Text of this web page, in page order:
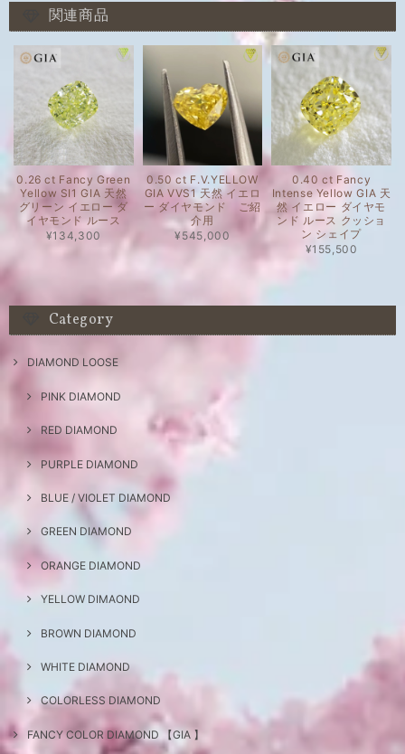
関連商品
0.26 ct Fancy Green
Yellow SI1 GIA 天然
グリーン イエロー ダ
イヤモンド ルース
¥134,300
0.50 ct F.V.YELLOW
GIA VVS1 天然 イエロ
ー ダイヤモンド ご紹
介用
¥545,000
0.40 ct Fancy
Intense Yellow GIA 天
然 イエロー ダイヤモ
ンド ルース クッショ
ン シェイプ
¥155,500
Category
DIAMOND LOOSE
PINK DIAMOND
RED DIAMOND
PURPLE DIAMOND
BLUE / VIOLET DIAMOND
GREEN DIAMOND
ORANGE DIAMOND
YELLOW DIMAOND
BROWN DIAMOND
WHITE DIAMOND
COLORLESS DIAMOND
FANCY COLOR DIAMOND 【GIA 】